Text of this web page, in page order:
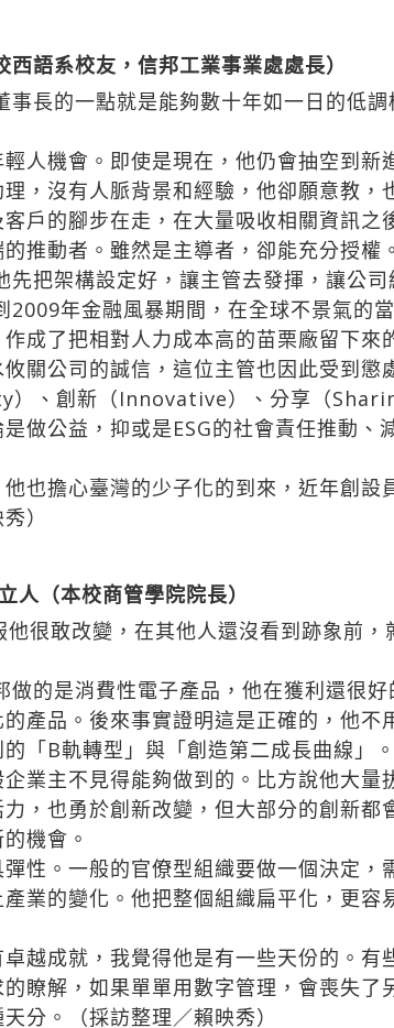
語系校友，信邦工業事業處處長）
長的一點就是能夠數十年如一日的低
人機會。即使是現在，他仍會抽空到新
，沒有人脈背景和經驗，他卻願意教，
戶的腳步在走，在大量吸收相關資訊之
推動者。雖然是主導者，卻能充分授
把架構設定好，讓主管去發揮，讓公司
年金融風暴期間，在全球不景氣的
成了把相對人力成本高的苗栗廠留下
關公司的誠信，這位主管也因此受到懲
、創新（Innovative）、分享（
做公益，抑或是ESG的社會責任推動、
也擔心臺灣的少子化的到來，近年創設
）
人（本校商管學院院長）
很敢改變，在其他人還沒看到跡象前
的是消費性電子產品，他在獲利還很
產品。後來事實證明這是正確的，他不
「B軌轉型」與「創造第二成長曲線」。
業主不見得能夠做到的。比方說他大量
，也勇於創新改變，但大部分的創新都
機會。
性。一般的官僚型組織要做一個決定，
業的變化。他把整個組織扁平化，更
越成就，我覺得他是有一些天份的。有
瞭解，如果單單用數字管理，會喪失
分。（採訪整理／賴映秀）